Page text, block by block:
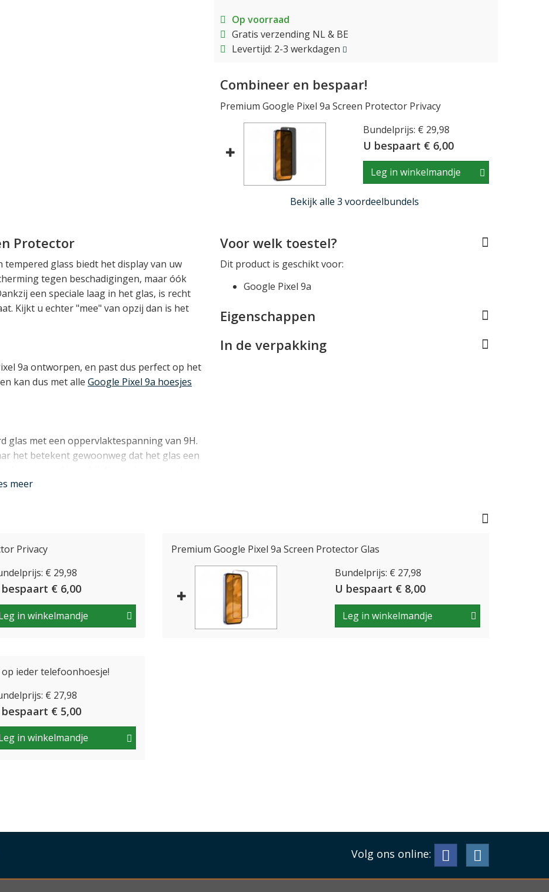
Op voorraad
Gratis verzending NL & BE
Levertijd: 2-3 werkdagen
Combineer en bespaar!
Premium Google Pixel 9a Screen Protector Privacy
Bundelprijs: € 29,98
U bespaart € 6,00
Leg in winkelmandje
Bekijk alle 3 voordeelbundels
Protector
tempered glass biedt het display van uw
tegen beschadigingen, maar óók
een speciale laag in het glas, is recht
Kijkt u echter "mee" van opzij dan is het
9a ontworpen, en past dus perfect op het
en kan dus met alle Google Pixel 9a hoesjes
glas met een oppervlaktespanning van 9H.
het betekent gewoonweg dat het glas een
- uiteraard met het doel om die
heeft ook andere voordelen. Zo voelt
van uw iPhone. Ook is het glas voorzien
minder aan het glas hechten en het
minder
meer
Voor welk toestel?
Dit product is geschikt voor:
Google Pixel 9a
Eigenschappen
In de verpakking
Privacy
€ 29,98
bespaart € 6,00
in winkelmandje
Premium Google Pixel 9a Screen Protector Glas
Bundelprijs: € 27,98
U bespaart € 8,00
Leg in winkelmandje
ieder telefoonhoesje!
€ 27,98
bespaart € 5,00
in winkelmandje
Volg ons online: